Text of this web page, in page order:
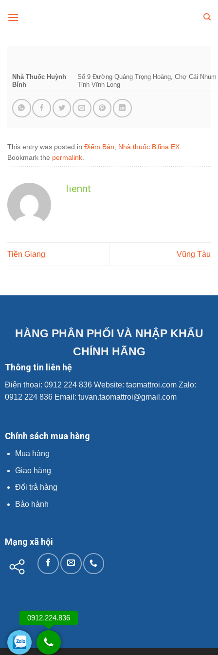
Nhà Thuốc Huỳnh
Bính
Số 9 Đường Quảng Trọng Hoàng, Chợ Cái
Tỉnh Vĩnh Long
This entry was posted in Điểm Bán Nhà thuốc Bifina EX
Bookmark the permalink
liennt
Tiền Giang Vũng Tàu
HÀNG PHÂN PHỐI VÀ NHẬP KHẨU
CHÍNH HÃNG
Thông tin liên hệ
Điện thoại: 0912 224 836 Website: taomattroi.com Zalo:
0912 224 836 Email: tuvan.taomattroi@gmail.com
Chính sách mua hàng
Mua hàng
Giao hàng
Đổi trả hàng
Bảo hành
Mạng xã hội
0912.224.836